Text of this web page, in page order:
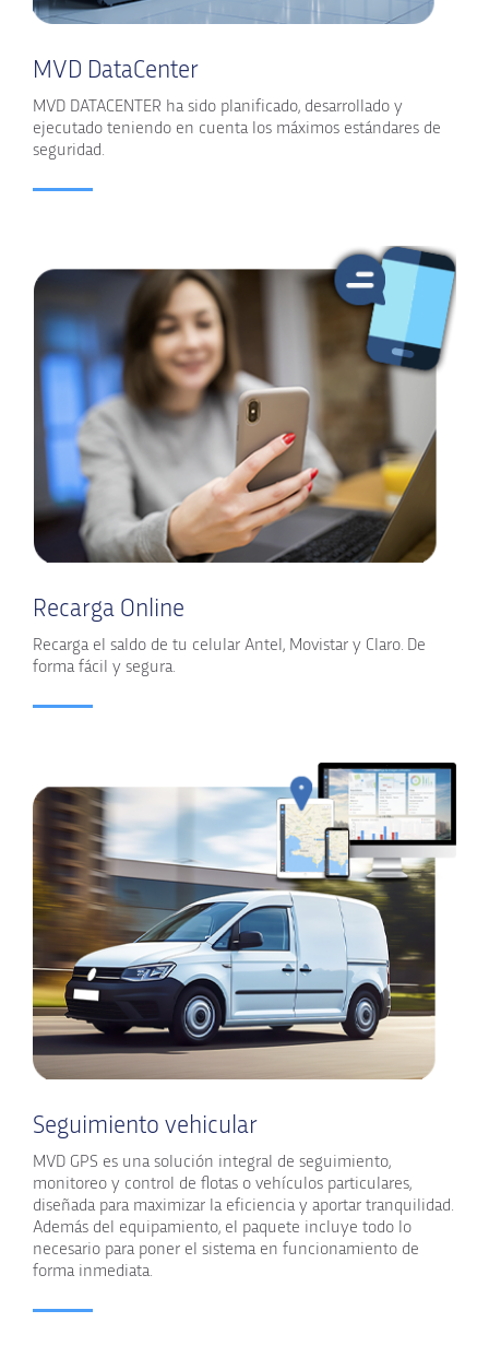
MVD DataCenter
MVD DATACENTER ha sido planificado, desarrollado y
ejecutado teniendo en cuenta los máximos estándares de
seguridad.
Recarga Online
Recarga el saldo de tu celular Antel, Movistar y Claro. De
forma fácil y segura.
Seguimiento vehicular
MVD GPS es una solución integral de seguimiento,
monitoreo y control de flotas o vehículos particulares,
diseñada para maximizar la eficiencia y aportar tranquilidad.
Además del equipamiento, el paquete incluye todo lo
necesario para poner el sistema en funcionamiento de
forma inmediata.